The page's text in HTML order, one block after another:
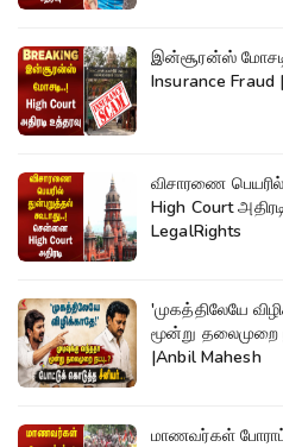
இன்சூரன்ஸ்
Insurance Fraud
விசாரணை
High Court
LegalRights
'முகத்திலேயே
மூன்று தலைமுறை
|Anbil Mahesh
மாணவர்கள்